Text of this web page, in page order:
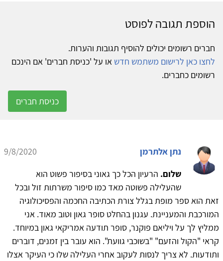
הוספת תגובה לפוסט
חברים רשומים יכולים להוסיף תגובות והערות.
לחצו כאן לרישום משתמש חדש או על 'כניסת חברים' אם הינכם
רשומים כחברים.
כניסת חברים
נתן אלתרמן
9/8/2020
שלום. הרעיון הכל כך גאוני בסיפור פשוט הוא
שהעלילה פשוטה מאד כמו סיפור משרתות זול ובכל
זאת הוא ספר מופת בגלל צורת הכתיבה החכמה והפסיכולוגיה
המורכבת והמעניינת. עגנון בהחלט סופר גאון וטוב מאוד. אני
ממליץ לך על ויליאם פוקנר, סופר תודעה אמריקאי גאון במיוחד.
קראי "הקול והזעם" "בשוכבי גוועת". הוא עובר בין זמנים, דוברים
ותודעות. לא צריך לנסות לעקוב אחרי העלילה שלו כי העיקר אצלו